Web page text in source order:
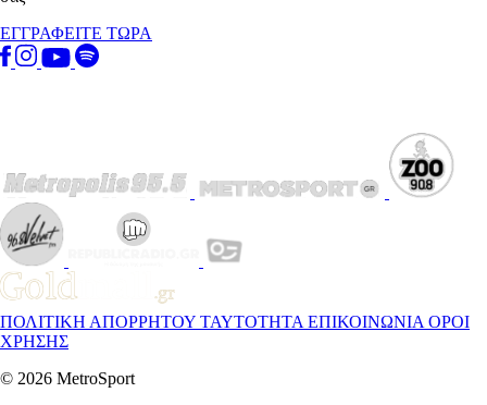
ΕΓΓΡΑΦΕΙΤΕ ΤΩΡΑ
ΠΟΛΙΤΙΚΗ ΑΠΟΡΡΗΤΟΥ ΤΑΥΤΟΤΗΤΑ ΕΠΙΚΟΙΝΩΝΙΑ ΟΡΟΙ
ΧΡΗΣΗΣ
© 2026 MetroSport